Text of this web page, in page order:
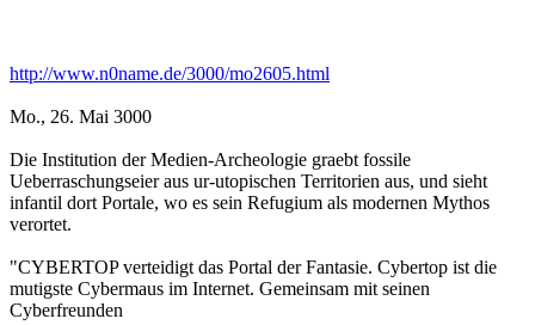
http://www.n0name.de/3000/mo2605.html
Mo., 26. Mai 3000
Die Institution der Medien-Archeologie graebt fossile
Ueberraschungseier aus ur-utopischen Territorien aus, und sieht
infantil dort Portale, wo es sein Refugium als modernen Mythos
verortet.
"CYBERTOP verteidigt das Portal der Fantasie. Cybertop ist die
mutigste Cybermaus im Internet. Gemeinsam mit seinen
Cyberfreunden